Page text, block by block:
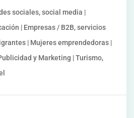
sociales, social media |
| Empresas / B2B, servicios
| Mujeres emprendedoras |
y Marketing | Turismo,